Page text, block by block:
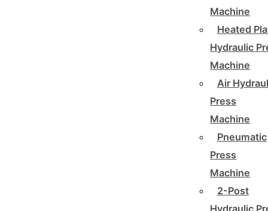
Machine
Heated
Hydraulic
Machine
Air
Press
Machine
Pneumatic
Press
Machine
2-Post
Hydraulic